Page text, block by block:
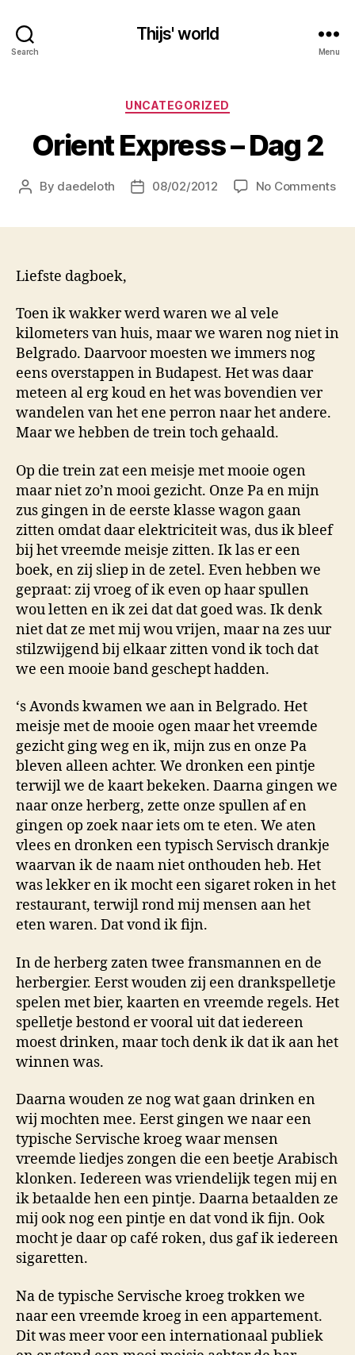
Search
Thijs' world
Menu
Categories
UNCATEGORIZED
Orient Express – Dag 2
Post
By daedeloth
Post08/02/2012 No Commentson
Liefste dagboek,
Toen ik wakker werd waren we al vele
kilometers van huis, maar we waren nog niet in
Belgrado. Daarvoor moesten we immers nog
eens overstappen in Budapest. Het was daar
meteen al erg koud en het was bovendien ver
wandelen van het ene perron naar het andere.
Maar we hebben de trein toch gehaald.
Op die trein zat een meisje met mooie ogen
maar niet zo’n mooi gezicht. Onze Pa en mijn
zus gingen in de eerste klasse wagon gaan
zitten omdat daar elektriciteit was, dus ik bleef
bij het vreemde meisje zitten. Ik las er een
boek, en zij sliep in de zetel. Even hebben we
gepraat: zij vroeg of ik even op haar spullen
wou letten en ik zei dat dat goed was. Ik denk
niet dat ze met mij wou vrijen, maar na zes uur
stilzwijgend bij elkaar zitten vond ik toch dat
we een mooie band geschept hadden.
‘s Avonds kwamen we aan in Belgrado. Het
meisje met de mooie ogen maar het vreemde
gezicht ging weg en ik, mijn zus en onze Pa
bleven alleen achter. We dronken een pintje
terwijl we de kaart bekeken. Daarna gingen we
naar onze herberg, zette onze spullen af en
gingen op zoek naar iets om te eten. We aten
vlees en dronken een typisch Servisch drankje
waarvan ik de naam niet onthouden heb. Het
was lekker en ik mocht een sigaret roken in het
restaurant, terwijl rond mij mensen aan het
eten waren. Dat vond ik fijn.
In de herberg zaten twee fransmannen en de
herbergier. Eerst wouden zij een drankspelletje
spelen met bier, kaarten en vreemde regels. Het
spelletje bestond er vooral uit dat iedereen
moest drinken, maar toch denk ik dat ik aan het
winnen was.
Daarna wouden ze nog wat gaan drinken en
wij mochten mee. Eerst gingen we naar een
typische Servische kroeg waar mensen
vreemde liedjes zongen die een beetje Arabisch
klonken. Iedereen was vriendelijk tegen mij en
ik betaalde hen een pintje. Daarna betaalden ze
mij ook nog een pintje en dat vond ik fijn. Ook
mocht je daar op café roken, dus gaf ik iedereen
sigaretten.
Na de typische Servische kroeg trokken we
naar een vreemde kroeg in een appartement.
Dit was meer voor een internationaal publiek